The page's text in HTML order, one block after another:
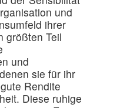
und
ihrer
größten Teil
und
sie für ihr
Rendite
Diese ruhige